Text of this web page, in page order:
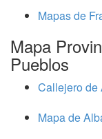
Mapas de
Mapa
Pueblos
Callejero de
Mapa de